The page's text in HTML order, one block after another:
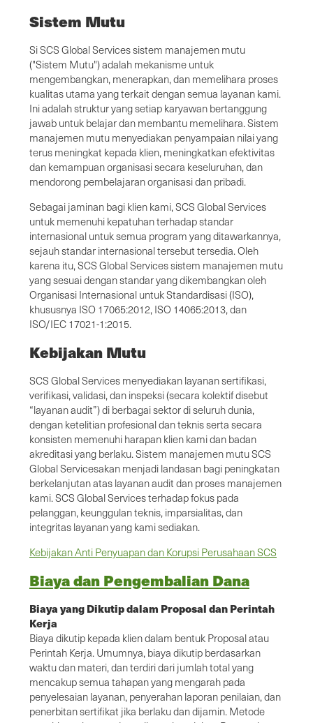
Sistem Mutu
Si SCS Global Services sistem manajemen mutu
("Sistem Mutu") adalah mekanisme untuk
mengembangkan, menerapkan, dan memelihara proses
kualitas utama yang terkait dengan semua layanan kami.
Ini adalah struktur yang setiap karyawan bertanggung
jawab untuk belajar dan membantu memelihara. Sistem
manajemen mutu menyediakan penyampaian nilai yang
terus meningkat kepada klien, meningkatkan efektivitas
dan kemampuan organisasi secara keseluruhan, dan
mendorong pembelajaran organisasi dan pribadi.
Sebagai jaminan bagi klien kami, SCS Global Services
untuk memenuhi kepatuhan terhadap standar
internasional untuk semua program yang ditawarkannya,
sejauh standar internasional tersebut tersedia. Oleh
karena itu, SCS Global Services sistem manajemen mutu
yang sesuai dengan standar yang dikembangkan oleh
Organisasi Internasional untuk Standardisasi (ISO),
khususnya ISO 17065:2012, ISO 14065:2013, dan
ISO/IEC 17021-1:2015.
Kebijakan Mutu
SCS Global Services menyediakan layanan sertifikasi,
verifikasi, validasi, dan inspeksi (secara kolektif disebut
“layanan audit”) di berbagai sektor di seluruh dunia,
dengan ketelitian profesional dan teknis serta secara
konsisten memenuhi harapan klien kami dan badan
akreditasi yang berlaku. Sistem manajemen mutu SCS
Global Servicesakan menjadi landasan bagi peningkatan
berkelanjutan atas layanan audit dan proses manajemen
kami. SCS Global Services terhadap fokus pada
pelanggan, keunggulan teknis, imparsialitas, dan
integritas layanan yang kami sediakan.
Kebijakan Anti Penyuapan dan Korupsi Perusahaan SCS
Biaya dan Pengembalian Dana
Biaya yang Dikutip dalam Proposal dan Perintah
Kerja
Biaya dikutip kepada klien dalam bentuk Proposal atau
Perintah Kerja. Umumnya, biaya dikutip berdasarkan
waktu dan materi, dan terdiri dari jumlah total yang
mencakup semua tahapan yang mengarah pada
penyelesaian layanan, penyerahan laporan penilaian, dan
penerbitan sertifikat jika berlaku dan dijamin. Metode